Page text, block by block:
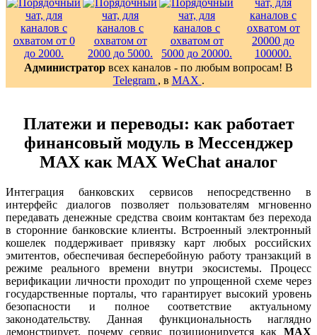
Администратор всех каналов - по любым вопросам! В
Telegram , в MAX .
Платежи и переводы: как работает
финансовый модуль в Мессенджер
MAX как MAX WeChat аналог
Интеграция банковских сервисов непосредственно в
интерфейс диалогов позволяет пользователям мгновенно
передавать денежные средства своим контактам без перехода
в сторонние банковские клиенты. Встроенный электронный
кошелек поддерживает привязку карт любых российских
эмитентов, обеспечивая бесперебойную работу транзакций в
режиме реального времени внутри экосистемы. Процесс
верификации личности проходит по упрощенной схеме через
государственные порталы, что гарантирует высокий уровень
безопасности и полное соответствие актуальному
законодательству. Данная функциональность наглядно
демонстрирует, почему сервис позиционируется как MAX